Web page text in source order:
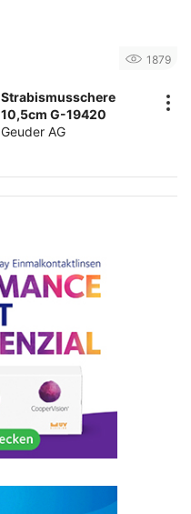
1879
Strabismusschere
10,5cm G-19420
Geuder AG